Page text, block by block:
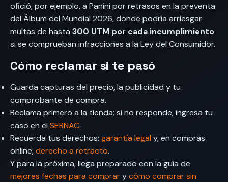
ofició, por ejemplo, a Panini por retrasos en la preventa
del Álbum del Mundial 2026, donde podría arriesgar
multas de hasta 300 UTM por cada incumplimiento
si se comprueban infracciones a la Ley del Consumidor.
Cómo reclamar si te pasó
Guarda capturas del precio, la publicidad y tu
comprobante de compra.
Reclama primero a la tienda; si no responde, ingresa tu
caso en el SERNAC.
Recuerda tus derechos: garantía legal y, en compras
online,derecho a retracto.
Y para la próxima, llega preparado con la guía de
mejores fechas para comprarycómo comprar sin